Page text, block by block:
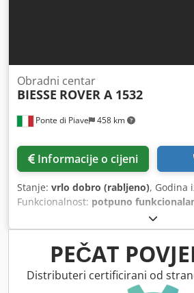
Ponte di Piave 458 km
Obradni centar
BIESSE ROVER A 1532
Informacije o cijeni
Stanje: vrlo dobro (rabljeno), Godina
Funkcionalnost: potpuno
PEČAT
Distributeri certificirani od